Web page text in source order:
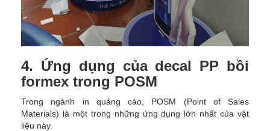
4. Ứng dụng của decal PP bồi
formex trong POSM
Trong ngành in quảng cáo, POSM (Point of Sales
Materials) là một trong những ứng dụng lớn nhất của vật
liệu này.